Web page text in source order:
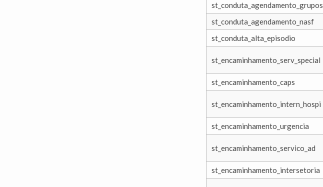
st_conduta_agendamento_grupos
st_conduta_agendamento_nasf
st_conduta_alta_episodio
st_encaminhamento_serv_special
st_encaminhamento_caps
st_encaminhamento_intern_hospi
st_encaminhamento_urgencia
st_encaminhamento_servico_ad
st_encaminhamento_intersetoria